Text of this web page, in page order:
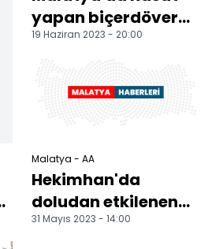
yapan biçerdöverde
çıkan yangın
19 Haziran 2023 - 20:00
Malatya - AA
Hekimhan'da
doludan etkilenen
tarım alanlarında
31 Mayıs 2023 - 14:00